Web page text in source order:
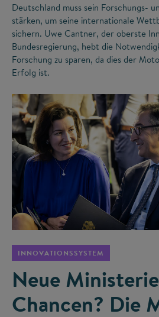
Deutschland muss sein Forschungs-
stärken, um seine internationale
sichern. Uwe Cantner, der oberste
Bundesregierung, hebt die
Forschung zu sparen, da dies der
Erfolg ist.
INNOVATIONSSYSTEM
Neue
Chancen? Die